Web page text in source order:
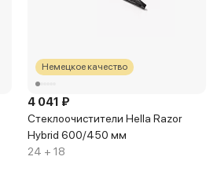
Немецкое качество
4 041 ₽
Стеклоочистители Hella Razor
Hybrid 600/450 мм
24 + 18